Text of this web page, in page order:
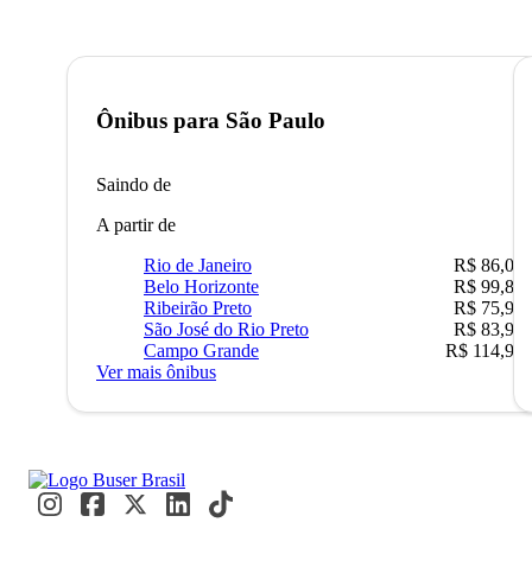
Ônibus para São Paulo
Saindo de
A partir de
Rio de Janeiro
R$ 86,00
Belo Horizonte
R$ 99,89
Ribeirão Preto
R$ 75,90
São José do Rio Preto
R$ 83,90
Campo Grande
R$ 114,90
Ver mais ônibus